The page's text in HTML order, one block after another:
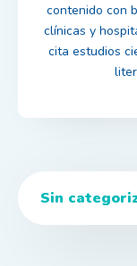
contenido con
clínicas y
cita estudios
Sin